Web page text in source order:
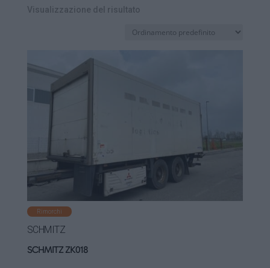
Visualizzazione del risultato
Rimorchi
SCHMITZ
SCHMITZ ZK018